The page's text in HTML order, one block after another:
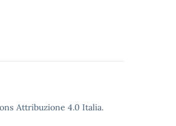
Attribuzione 4.0 Italia.